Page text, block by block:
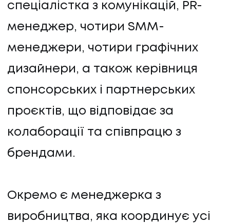
спеціалістка з комунікацій, PR-
менеджер, чотири SMM-
менеджери, чотири графічних
дизайнери, а також керівниця
спонсорських і партнерських
проєктів, що відповідає за
колаборації та співпрацю з
брендами.
Окремо є менеджерка з
виробництва, яка координує усі